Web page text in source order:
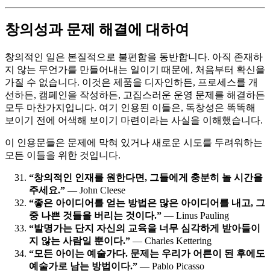
창의성과 문제 해결에 대하여
창의적인 일은 본질적으로 불편함을 동반합니다. 아직 존재하
지 않는 무언가를 만들어내는 일이기 때문에, 처음부터 확신을
가질 수 없습니다. 이것은 제품을 디자인하든, 프로세스를 개
선하든, 캠페인을 작성하든, 고집스러운 운영 문제를 해결하든
모두 마찬가지입니다. 여기 인용된 이들은, 독창성은 똑똑해
보이기 전에 어색해 보이기 마련이라는 사실을 이해했습니다.
이 인용문들은 문제에 막혀 있거나 새로운 시도를 두려워하는
모든 이들을 위한 것입니다.
“창의적인 인재를 원한다면, 그들에게 충분히 놀 시간을
주세요.” — John Cleese
“좋은 아이디어를 얻는 방법은 많은 아이디어를 내고, 그
중 나쁜 것들을 버리는 것이다.” — Linus Pauling
“발명가는 단지 자신의 교육을 너무 심각하게 받아들이
지 않는 사람일 뿐이다.” — Charles Kettering
“모든 아이는 예술가다. 문제는 우리가 어른이 된 후에도
예술가로 남는 방법이다.” — Pablo Picasso